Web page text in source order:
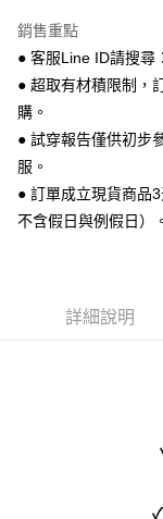
AFTEE先享後付是「在
１．簡單：不需註冊會
２．便利：只要手機
３．安心：先確認商品
【「AFTEE先享後付
１．於結帳方式選擇「
２．訂單成立數日內
３．收到繳費通知簡訊
※ 交易是否成功請以
１．透過由恩沛科技
易，需依本服務之必
權轉讓予恩沛科技股份
２．關於個人資料處
https://aftee.tw/terms/
３．未成年的使用者
ATM付款
運送方式
全家 取貨付款
每筆NT$70，滿
付款後 全家取貨
付款後 7-11取貨
每筆NT$90，滿
銷售重點
● 客服Line ID請搜尋
● 超取有材積限制，
購。
● 試穿報告僅供初步
服。
● 訂單成立現貨商品
不含假日與例假日）。
詳細說明